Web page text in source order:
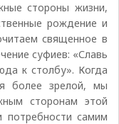
стороны жизни,
рождение и
священное в
суфиев: «Славь
к столбу». Когда
более зрелой, мы
сторонам этой
потребности самим